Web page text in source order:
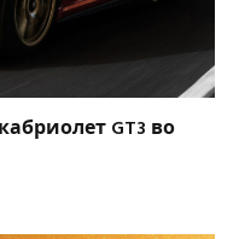
GT3 во